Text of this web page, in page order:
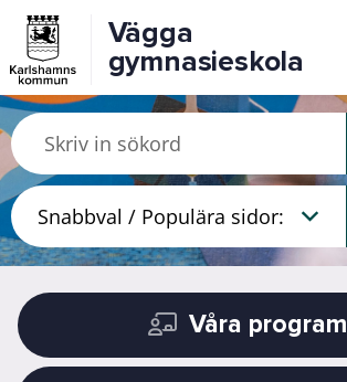
Vägga
gymnasieskola
Våra program